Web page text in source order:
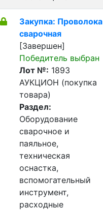
Закупка: Проволока
сварочная
[Завершен]
Победитель выбран
Лот №: 1893
АУКЦИОН (покупка
товара)
Раздел:
Оборудование
сварочное и
паяльное,
техническая
оснастка,
вспомогательный
инструмент,
расходные